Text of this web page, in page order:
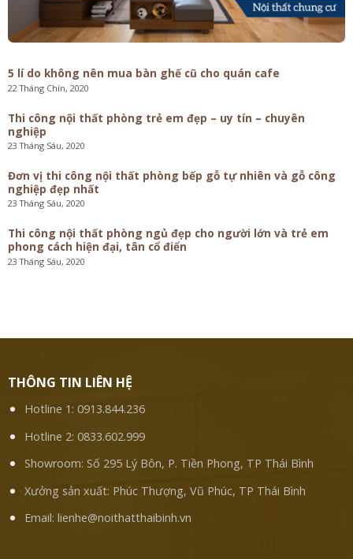
5 lí do không nên mua bàn ghế cũ cho quán cafe
22 Tháng Chín, 2020
Thi công nội thất phòng trẻ em đẹp – uy tín – chuyên
nghiệp
23 Tháng Sáu, 2020
Đơn vị thi công nội thất phòng bếp gỗ tự nhiên và gỗ công
nghiệp đẹp nhất
23 Tháng Sáu, 2020
Thi công nội thất phòng ngủ đẹp cho người lớn và trẻ em
phong cách hiện đại, tân cổ điển
23 Tháng Sáu, 2020
THÔNG TIN LIÊN HỆ
Hotline 1: 0913.844.236
Hotline 2: 0833.602.999
Showroom: Số 295 Lý Bôn, P. Tiền Phong, TP Thái Bình
Xưởng sản xuất: Phúc Thượng, Vũ Phúc, TP Thái Bình
Email: lienhe@noithatthaibinh.vn